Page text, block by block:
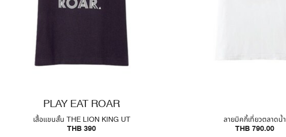
PLAY EAT ROAR
เสื้อแขนสั้น THE LION KING UT
THB 390
ลายมิคกี้เที่ยวตลาดน้ำ
THB 790.00